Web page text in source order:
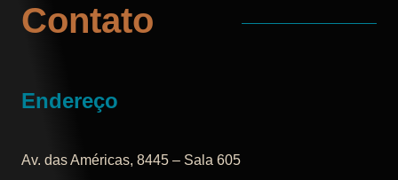
Contato
Endereço
Av. das Américas, 8445 – Sala 605